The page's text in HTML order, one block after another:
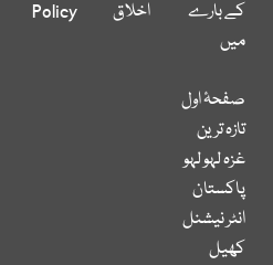
کے بارے
میں
اخلاق
Policy
صفحۂ اول
تازہ ترین
غزہ لہو لہو
پاکستان
انٹر نیشنل
کھیل